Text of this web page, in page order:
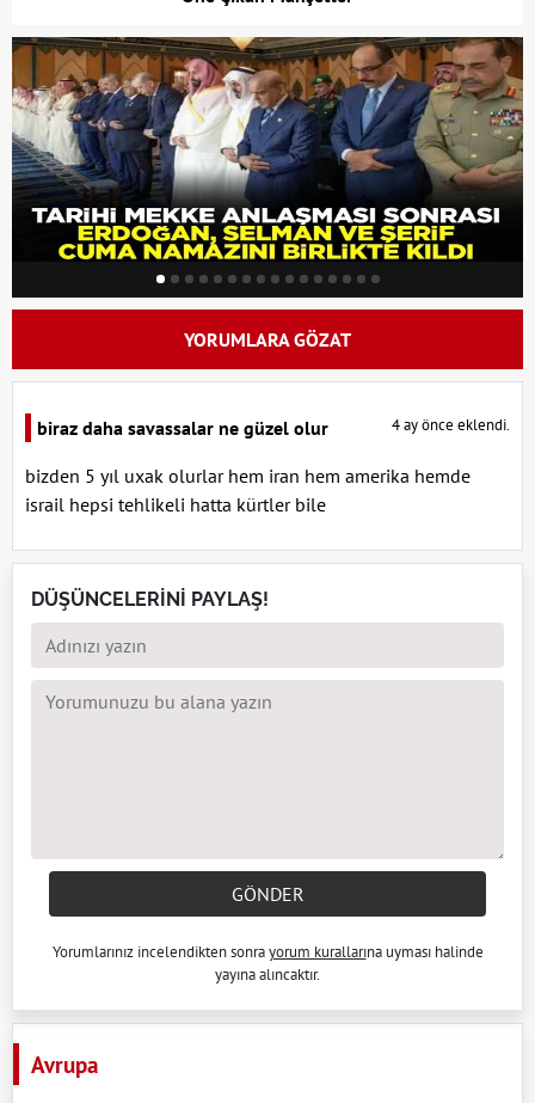
YORUMLARA GÖZAT
biraz daha savassalar ne güzel olur 4 ay önce eklendi.
bizden 5 yıl uxak olurlar hem iran hem amerika hemde
israil hepsi tehlikeli hatta kürtler bile
DÜŞÜNCELERİNİ PAYLAŞ!
GÖNDER
Yorumlarınız incelendikten sonrayorum kurallarına uyması halinde
yayına alıncaktır.
Avrupa